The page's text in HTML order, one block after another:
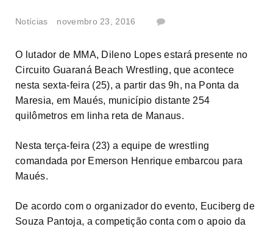
Notícias novembro 23, 2016
O lutador de MMA, Dileno Lopes estará presente no
Circuito Guaraná Beach Wrestling, que acontece
nesta sexta-feira (25), a partir das 9h, na Ponta da
Maresia, em Maués, município distante 254
quilômetros em linha reta de Manaus.
Nesta terça-feira (23) a equipe de wrestling
comandada por Emerson Henrique embarcou para
Maués.
De acordo com o organizador do evento, Euciberg de
Souza Pantoja, a competição conta com o apoio da